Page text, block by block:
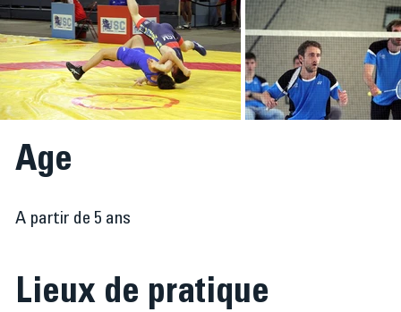
Age
A partir de 5 ans
Lieux de pratique